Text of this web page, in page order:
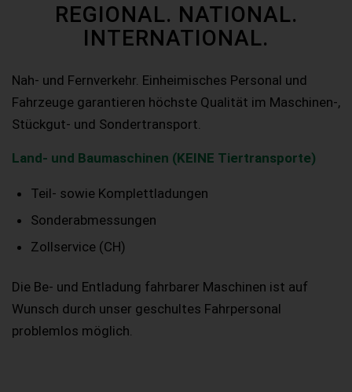
REGIONAL. NATIONAL.
INTERNATIONAL.
Nah- und Fernverkehr. Einheimisches Personal und
Fahrzeuge garantieren höchste Qualität im Maschinen-,
Stückgut- und Sondertransport.
Land- und Baumaschinen (KEINE Tiertransporte)
Teil- sowie Komplettladungen
Sonderabmessungen
Zollservice (CH)
Die Be- und Entladung fahrbarer Maschinen ist auf
Wunsch durch unser geschultes Fahrpersonal
problemlos möglich.